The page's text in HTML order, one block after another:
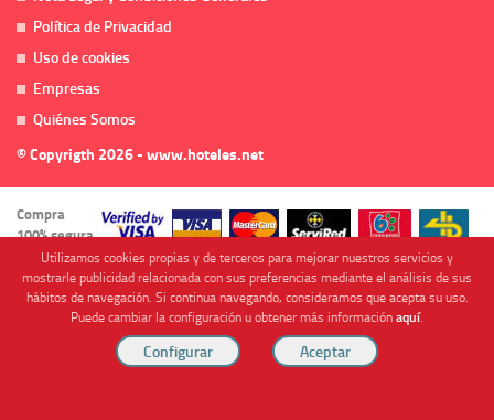
Política de Privacidad
Uso de cookies
Empresas
Quiénes Somos
© Copyrigth 2026 - www.hoteles.net
Compra
100% segura
Cofinanciado por
Utilizamos cookies propias y de terceros para mejorar nuestros servicios y
mostrarle publicidad relacionada con sus preferencias mediante el análisis de sus
hábitos de navegación. Si continua navegando, consideramos que acepta su uso.
Puede cambiar la configuración u obtener más informaciónaquí.